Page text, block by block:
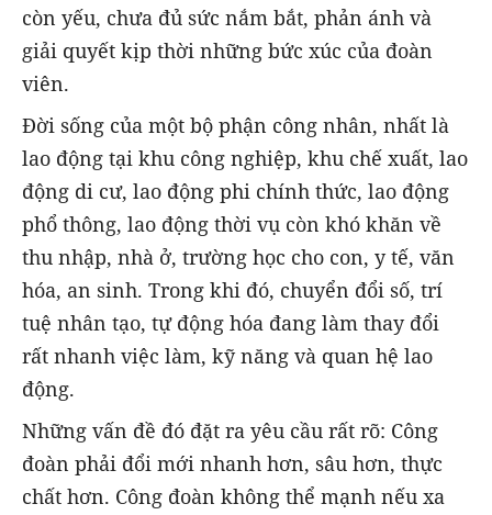
còn yếu, chưa đủ sức nắm bắt, phản ánh và
giải quyết kịp thời những bức xúc của đoàn
viên.
Đời sống của một bộ phận công nhân, nhất là
lao động tại khu công nghiệp, khu chế xuất, lao
động di cư, lao động phi chính thức, lao động
phổ thông, lao động thời vụ còn khó khăn về
thu nhập, nhà ở, trường học cho con, y tế, văn
hóa, an sinh. Trong khi đó, chuyển đổi số, trí
tuệ nhân tạo, tự động hóa đang làm thay đổi
rất nhanh việc làm, kỹ năng và quan hệ lao
động.
Những vấn đề đó đặt ra yêu cầu rất rõ: Công
đoàn phải đổi mới nhanh hơn, sâu hơn, thực
chất hơn. Công đoàn không thể mạnh nếu xa